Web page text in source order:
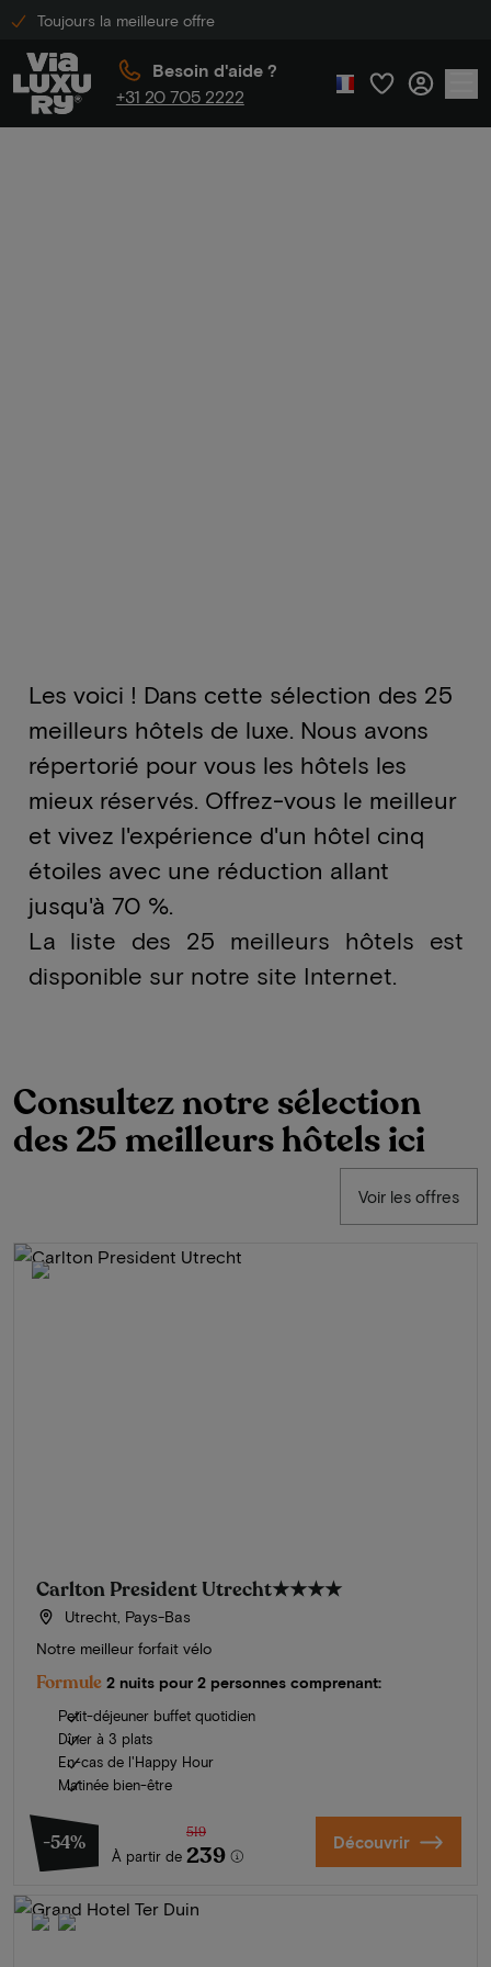
Toujours la meilleure offre
Besoin d'aide ?
+31 20 705 2222
Les voici ! Dans cette sélection des 25
meilleurs hôtels de luxe. Nous avons
répertorié pour vous les hôtels les
mieux réservés. Offrez-vous le meilleur
et vivez l'expérience d'un hôtel cinq
étoiles avec une réduction allant
jusqu'à 70 %.
La liste des 25 meilleurs hôtels est
disponible sur notre site Internet.
Consultez notre sélection
des 25 meilleurs hôtels ici
Voir les offres
Carlton President Utrecht★★★★
Utrecht, Pays-Bas
Notre meilleur forfait vélo
Formule 2 nuits pour 2 personnes comprenant:
Petit-déjeuner buffet quotidien
Dîner à 3 plats
En-cas de l'Happy Hour
Matinée bien-être
-54%
À partir de
519
239 Découvrir